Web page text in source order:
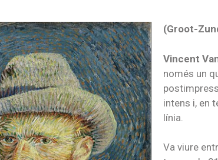
(Groot-
Vincent
només un
intens i, en
línia.
Va viure